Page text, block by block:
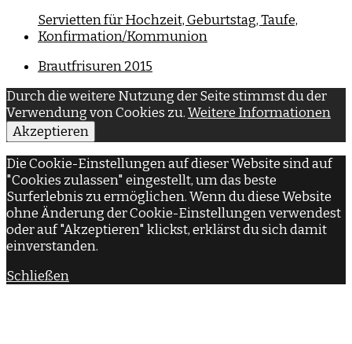
Servietten für Hochzeit, Geburtstag, Taufe,
Konfirmation/Kommunion
Brautfrisuren 2015
Durch die weitere Nutzung der Seite stimmst du der
Verwendung von Cookies zu.Weitere Informationen
Akzeptieren
Die Cookie-Einstellungen auf dieser Website sind auf
"Cookies zulassen" eingestellt, um das beste
Surferlebnis zu ermöglichen. Wenn du diese Website
ohne Änderung der Cookie-Einstellungen verwendest
oder auf "Akzeptieren" klickst, erklärst du sich damit
einverstanden.
Schließen